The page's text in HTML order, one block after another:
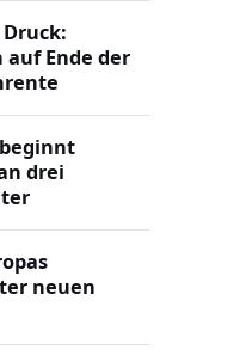
Ende der
drei
neuen